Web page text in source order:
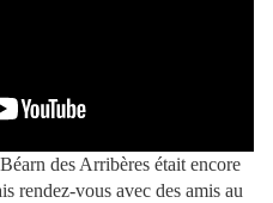
des Arribères était encore
rendez-vous avec des amis au